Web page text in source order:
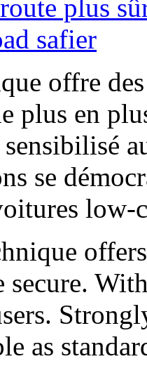
offre
plus en
se
low-
secure.
as